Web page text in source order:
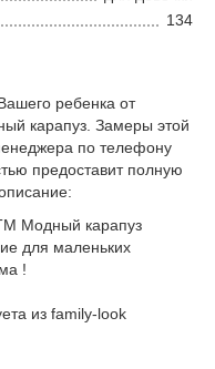
134
ребенка от
карапуз. Замеры этой
по телефону
предоставит полную
Модный карапуз
для маленьких
!
из family-look